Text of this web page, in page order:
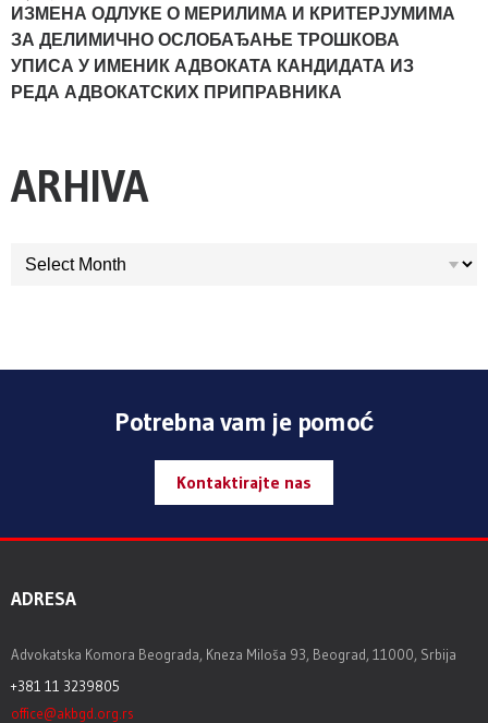
ИЗМЕНА ОДЛУКЕ О МЕРИЛИМА И КРИТЕРЈУМИМА
ЗА ДЕЛИМИЧНО ОСЛОБАЂАЊЕ ТРОШКОВА
УПИСА У ИМЕНИК АДВОКАТА КАНДИДАТА ИЗ
РЕДА АДВОКАТСКИХ ПРИПРАВНИКА
ARHIVA
ARHIVA
Potrebna vam je pomoć
Kontaktirajte nas
ADRESA
Advokatska Komora Beograda, Kneza Miloša 93, Beograd, 11000, Srbija
+381 11 3239805
office@akbgd.org.rs